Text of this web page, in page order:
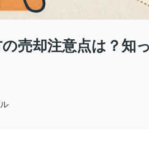
売却注意点は？知